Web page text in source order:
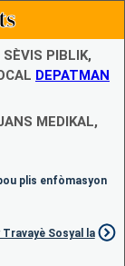
PIBLIK,
DEPATMAN
MEDIKAL,
plis enfòmasyon
Travayè Sosyal la